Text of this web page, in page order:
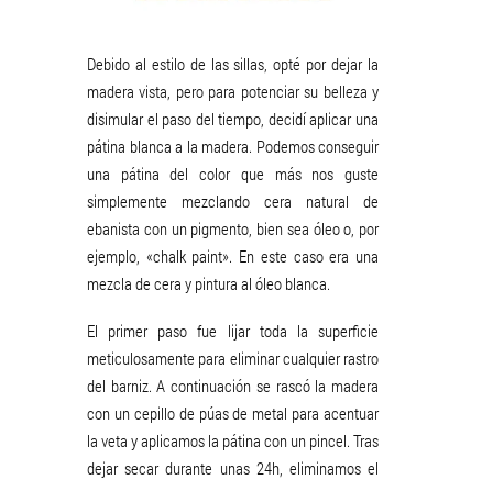
Debido al estilo de las sillas, opté por dejar la
madera vista, pero para potenciar su belleza y
disimular el paso del tiempo, decidí aplicar una
pátina blanca a la madera. Podemos conseguir
una pátina del color que más nos guste
simplemente mezclando cera natural de
ebanista con un pigmento, bien sea óleo o, por
ejemplo, «chalk paint». En este caso era una
mezcla de cera y pintura al óleo blanca.
El primer paso fue lijar toda la superficie
meticulosamente para eliminar cualquier rastro
del barniz. A continuación se rascó la madera
con un cepillo de púas de metal para acentuar
la veta y aplicamos la pátina con un pincel. Tras
dejar secar durante unas 24h, eliminamos el